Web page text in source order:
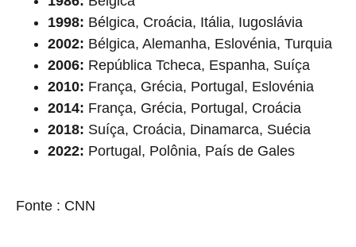
1998: Bélgica, Croácia, Itália, Iugoslávia
2002: Bélgica, Alemanha, Eslovénia, Turquia
2006: República Tcheca, Espanha, Suíça
2010: França, Grécia, Portugal, Eslovénia
2014: França, Grécia, Portugal, Croácia
2018: Suíça, Croácia, Dinamarca, Suécia
2022: Portugal, Polônia, País de Gales
Fonte : CNN